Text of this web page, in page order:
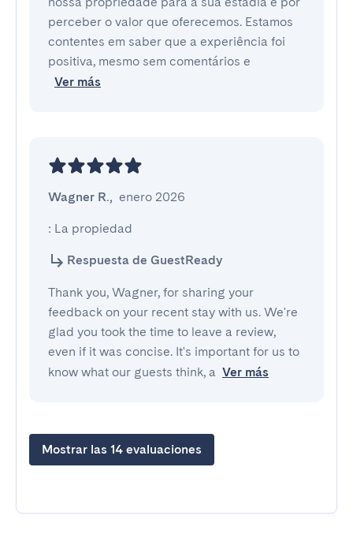
perceber o valor que oferecemos. Estamos
contentes em saber que a experiência foi
positiva, mesmo sem comentários e
Ver más
Wagner R., enero 2026
: La propiedad
Respuesta de GuestReady
Thank you, Wagner, for sharing your
feedback on your recent stay with us. We're
glad you took the time to leave a review,
even if it was concise. It's important for us to
know what our guests think, a Ver más
Mostrar las 14 evaluaciones